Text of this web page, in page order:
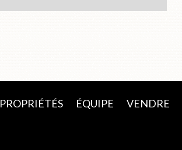
PROPRIÉTÉS ÉQUIPE VENDRE